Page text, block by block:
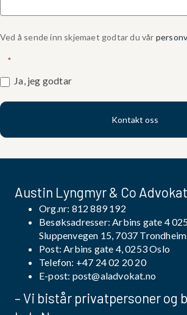
Ved å sende inn skjemaet godtar du vår
*
Ja, jeg godtar
Kontakt oss
Austin Lyngmyr & Co
Org.nr: 812 889 192
Besøksadresser: Arbins gate 4
Sluppenvegen 15, 7037 Trondheim
Post: Arbins gate 4, 0253 Oslo
Telefon: +47 24 02 20 20
E-post: post@aladvokat.no
– Vi bistår privatpersoner og